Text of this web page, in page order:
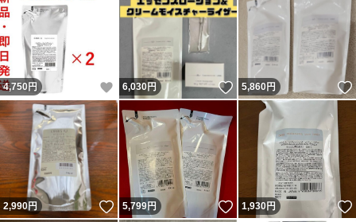
4,750 円 いいね！
6,030円 いいね！
5,860円
2,990円 いいね！
5,799円 いいね！
1,930円